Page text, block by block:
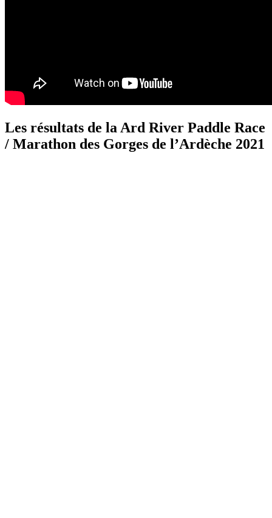
Les résultats de la Ard River Paddle Race
/ Marathon des Gorges de l’Ardèche 2021